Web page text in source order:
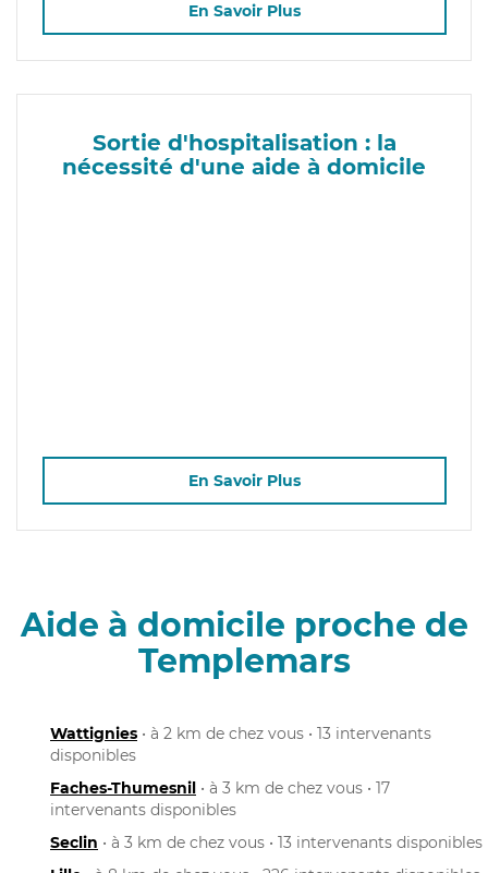
En Savoir Plus
Sortie d'hospitalisation : la
nécessité d'une aide à domicile
En Savoir Plus
Aide à domicile proche de
Templemars
Wattignies • à 2 km de chez vous • 13 intervenants
disponibles
Faches-Thumesnil • à 3 km de chez vous • 17
intervenants disponibles
Seclin • à 3 km de chez vous • 13 intervenants disponibles